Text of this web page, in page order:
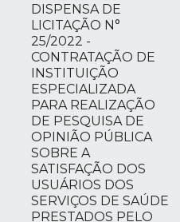
DISPENSA DE
LICITAÇÃO N°
25/2022 -
CONTRATAÇÃO DE
INSTITUIÇÃO
ESPECIALIZADA
PARA REALIZAÇÃO
DE PESQUISA DE
OPINIÃO PÚBLICA
SOBRE A
SATISFAÇÃO DOS
USUÁRIOS DOS
SERVIÇOS DE SAÚDE
PRESTADOS PELO